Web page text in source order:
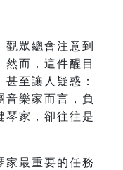
眾總會注意到
而，這件醒目
至讓人疑惑：
音樂家而言，負
琴家，卻往往是
家最重要的任務